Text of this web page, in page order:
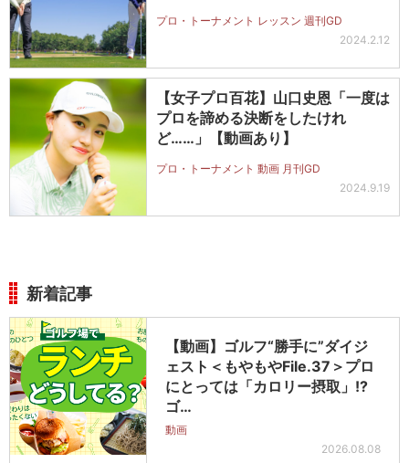
プロ・トーナメント レッスン 週刊GD
2024.2.12
【女子プロ百花】山口史恩「一度は
プロを諦める決断をしたけれ
ど……」【動画あり】
プロ・トーナメント 動画 月刊GD
2024.9.19
新着記事
【動画】ゴルフ“勝手に”ダイジ
ェスト＜もやもやFile.37＞プロ
にとっては「カロリー摂取」!?
ゴ…
動画
2026.08.08